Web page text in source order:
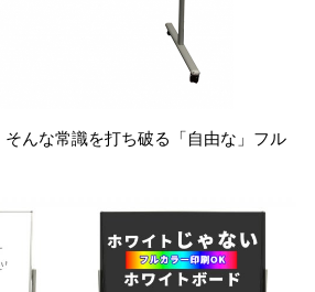
んな常識を打ち破る「自由な」フル